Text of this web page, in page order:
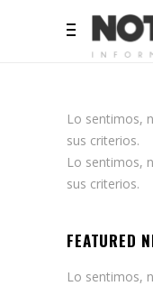
Lo sentimos,
sus criterios.
Lo sentimos,
sus criterios.
FEATURED
Lo sentimos,